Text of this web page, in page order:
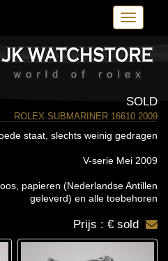
Toggle
SOLD
ROLEX SUBMARINER 16610 2009
staat, slechts weinig gedragen
V-serie Mei 2009
papieren (Nederlandse Antillen
geleverd) en alle toebehoren
Prijs : € sold